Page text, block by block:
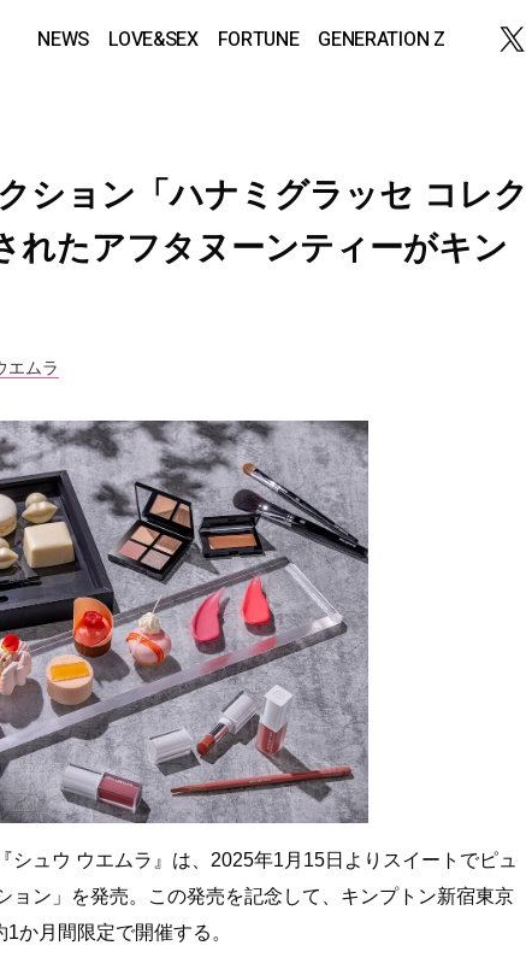
NEWS LOVE&SEX FORTUNE GENERATION Z
ション「ハナミグラッセ コレク
れたアフタヌーンティーがキン
エムラ
ュウ ウエムラ』は、2025年1月15日よりスイートでピュ
ョン」を発売。この発売を記念して、キンプトン新宿東京
か月間限定で開催する。